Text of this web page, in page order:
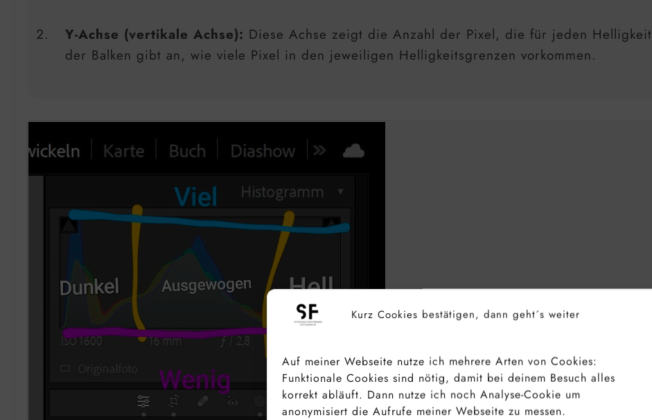
Kurz Cookies bestätigen, dann geht´s weiter
Auf meiner Webseite nutze ich mehrere Arten von Cookies:
Funktionale Cookies sind nötig, damit bei deinem Besuch alles
korrekt abläuft. Dann nutze ich noch Analyse-Cookie um
anonymisiert die Aufrufe meiner Webseite zu messen.
Y-Achse (vertikale Achse): Diese Achse zeigt die Anzahl der Pixel, die für jeden
der Balken gibt an, wie viele Pixel in den jeweiligen Helligkeitsgrenzen vorkommen.